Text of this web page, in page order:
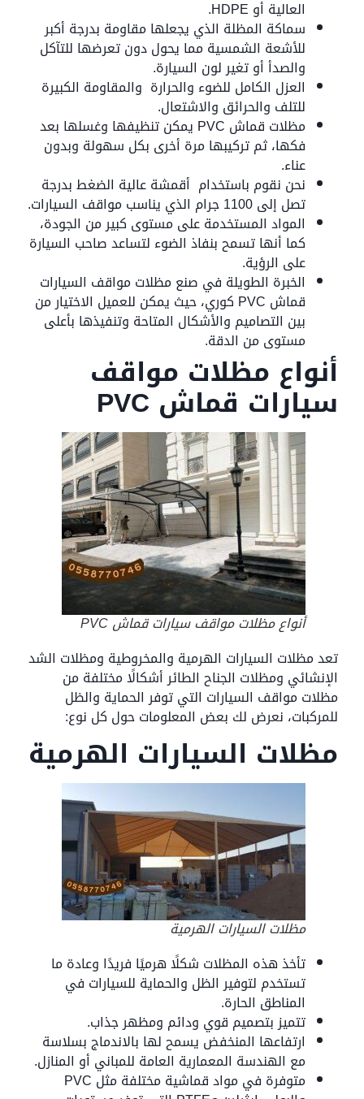
العالية أو HDPE.
سماكة المظلة الذي يجعلها مقاومة بدرجة أكبر
للأشعة الشمسية مما يحول دون تعرضها للتآكل
والصدأ أو تغير لون السيارة.
العزل الكامل للضوء والحرارة والمقاومة الكبيرة
للتلف والحرائق والاشتعال.
مظلات قماش PVC يمكن تنظيفها وغسلها بعد
فكها، ثم تركيبها مرة أخرى بكل سهولة وبدون
عناء.
نحن نقوم باستخدام أقمشة عالية الضغط بدرجة
تصل إلى 1100 جرام الذي يناسب مواقف السيارات.
المواد المستخدمة على مستوى كبير من الجودة،
كما أنها تسمح بنفاذ الضوء لتساعد صاحب السيارة
على الرؤية.
الخبرة الطويلة في صنع مظلات مواقف السيارات
قماش PVC كوري، حيث يمكن للعميل الاختيار من
بين التصاميم والأشكال المتاحة وتنفيذها بأعلى
مستوى من الدقة.
أنواع مظلات مواقف
سيارات قماش PVC
أنواع مظلات مواقف سيارات قماش PVC
تعد مظلات السيارات الهرمية والمخروطية ومظلات الشد
الإنشائي ومظلات الجناح الطائر أشكالًا مختلفة من
مظلات مواقف السيارات التي توفر الحماية والظل
للمركبات، نعرض لك بعض المعلومات حول كل نوع:
مظلات السيارات الهرمية
مظلات السيارات الهرمية
تأخذ هذه المظلات شكلًا هرميًا فريدًا وعادة ما
تستخدم لتوفير الظل والحماية للسيارات في
المناطق الحارة.
تتميز بتصميم قوي ودائم ومظهر جذاب.
ارتفاعها المنخفض يسمح لها بالاندماج بسلاسة
مع الهندسة المعمارية العامة للمباني أو المنازل.
متوفرة في مواد قماشية مختلفة مثل PVC